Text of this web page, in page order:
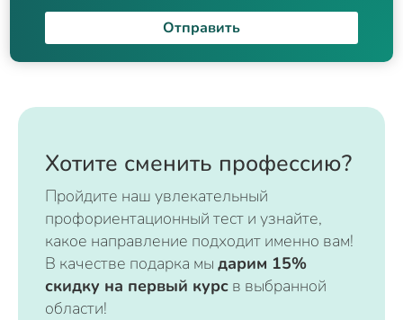
Отправить
Хотите сменить профессию?
Пройдите наш увлекательный
профориентационный тест и узнайте,
какое направление подходит именно вам!
В качестве подарка мы дарим 15%
скидку на первый курс в выбранной
области!